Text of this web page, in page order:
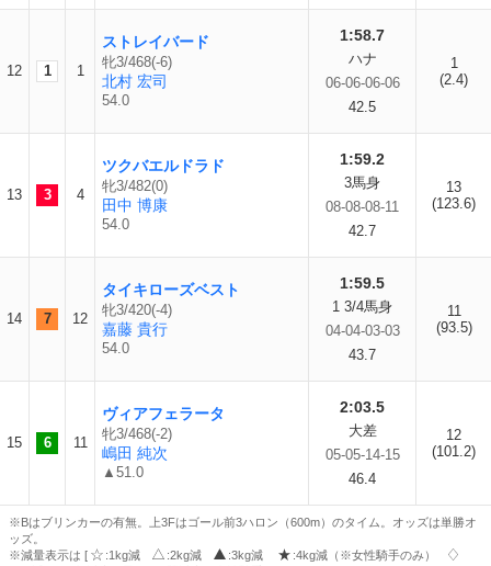
12 1 1
ストレイバード
牝3/468(-6)
北村 宏司
54.0
1:58.7
ハナ
06-06-06-06
42.5
1
(2.4)
13 3 4
ツクバエルドラド
牝3/482(0)
田中 博康
54.0
1:59.2
3馬身
08-08-08-11
42.7
13
(123.6)
14 7 12
タイキローズベスト
牝3/420(-4)
嘉藤 貴行
54.0
1:59.5
1 3/4馬身
04-04-03-03
43.7
11
(93.5)
15 6 11
ヴィアフェラータ
牝3/468(-2)
嶋田 純次
▲51.0
2:03.5
大差
05-05-14-15
46.4
12
(101.2)
※Bはブリンカーの有無。上3Fはゴール前3ハロン（600m）のタイム。オッズは単勝オ
ッズ。
※減量表示は [
:1kg減 :2kg減 :3kg減
:4kg減（※女性騎手のみ）